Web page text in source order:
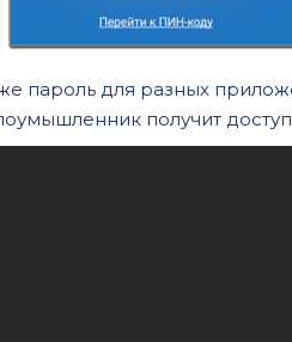
пароль для разных
получит